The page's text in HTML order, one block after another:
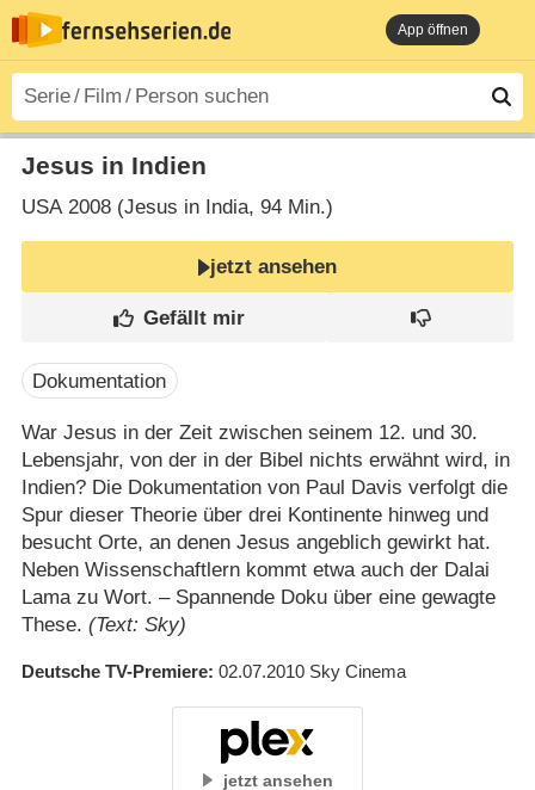
App öffnen
Jesus in Indien
USA2008 (Jesus in India‎, 94 Min.)
jetzt ansehen
Dokumentation
War Jesus in der Zeit zwischen seinem 12. und 30.
Lebensjahr, von der in der Bibel nichts erwähnt wird, in
Indien? Die Dokumentation von Paul Davis verfolgt die
Spur dieser Theorie über drei Kontinente hinweg und
besucht Orte, an denen Jesus angeblich gewirkt hat.
Neben Wissenschaftlern kommt etwa auch der Dalai
Lama zu Wort. – Spannende Doku über eine gewagte
These. (Text: Sky)
Deutsche TV-Premiere 02.07.2010 Sky Cinema
jetzt ansehen